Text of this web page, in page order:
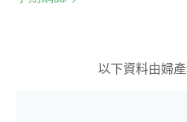
以下資料由婦